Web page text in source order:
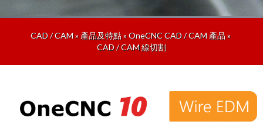
CAD / CAM» 產品及特點»OneCNC CAD / CAM 產品»
CAD / CAM 線切割